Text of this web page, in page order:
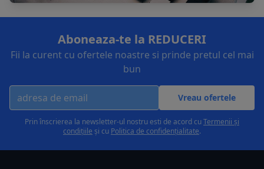
Aboneaza-te la REDUCERI
Fii la curent cu ofertele noastre si prinde pretul cel mai
bun
Vreau ofertele
Prin înscrierea la newsletter-ul nostru esti de acord cuTermenii și
condițiile și cu Politica de confidențialitate.